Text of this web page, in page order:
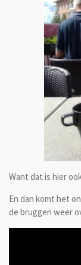
Want dat is hier
En dan komt het
de bruggen weer